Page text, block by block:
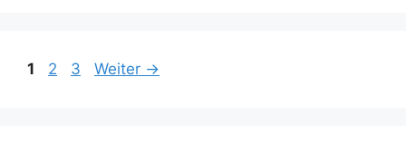
Seite
1 Seite
2 Seite
3 Weiter →